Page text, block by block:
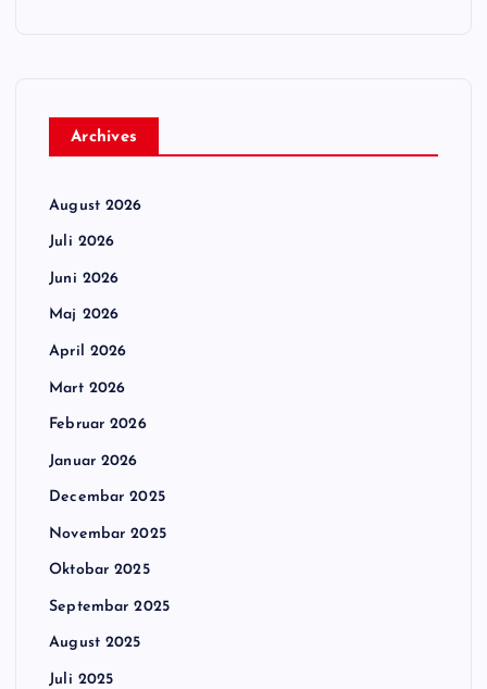
Archives
August 2026
Juli 2026
Juni 2026
Maj 2026
April 2026
Mart 2026
Februar 2026
Januar 2026
Decembar 2025
Novembar 2025
Oktobar 2025
Septembar 2025
August 2025
Juli 2025